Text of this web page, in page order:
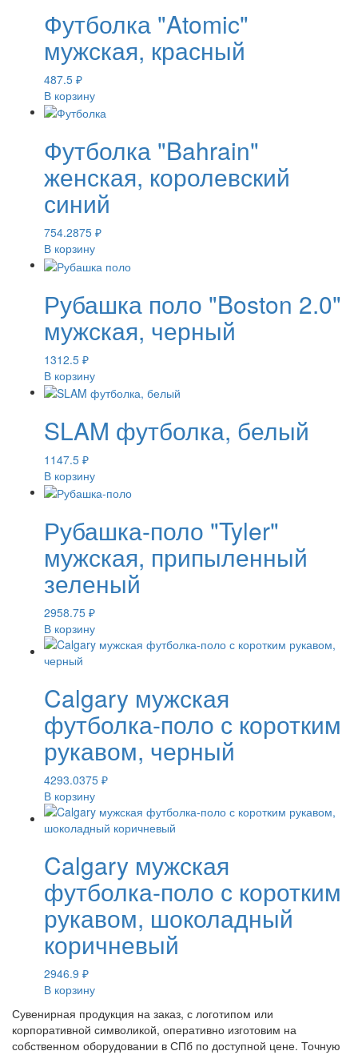
Футболка "Atomic"
мужская, красный
487.5 ₽
В корзину
Футболка "Bahrain"
женская, королевский
синий
754.2875 ₽
В корзину
Рубашка поло "Boston 2.0"
мужская, черный
1312.5 ₽
В корзину
SLAM футболка, белый
1147.5 ₽
В корзину
Рубашка-поло "Tyler"
мужская, припыленный
зеленый
2958.75 ₽
В корзину
Calgary мужская
футболка-поло с коротким
рукавом, черный
4293.0375 ₽
В корзину
Calgary мужская
футболка-поло с коротким
рукавом, шоколадный
коричневый
2946.9 ₽
В корзину
Сувенирная продукция на заказ, с логотипом или
корпоративной символикой, оперативно изготовим на
собственном оборудовании в СПб по доступной цене. Точную